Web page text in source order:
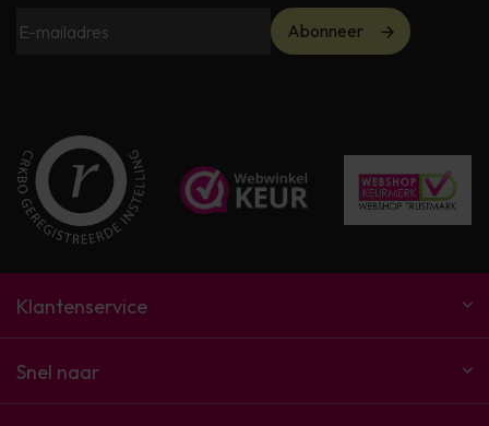
Abonneer
Klantenservice
Snel naar